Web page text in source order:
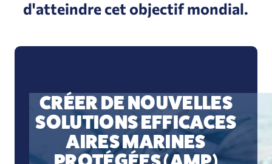
d'atteindre cet objectif mondial.
CRÉER DE NOUVELLES
SOLUTIONS EFFICACES
AIRES MARINES